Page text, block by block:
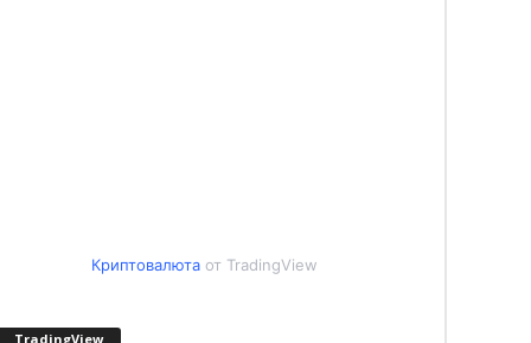
Криптовалютаот TradingView
TradingView